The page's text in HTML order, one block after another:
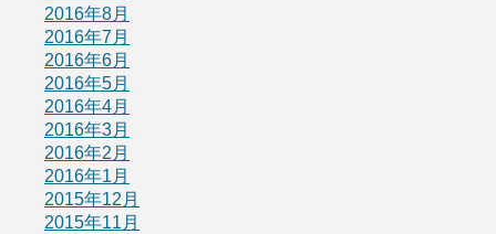
2016年8月
2016年7月
2016年6月
2016年5月
2016年4月
2016年3月
2016年2月
2016年1月
2015年12月
2015年11月